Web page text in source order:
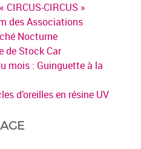
CIRCUS »
des Associations
Nocturne
de Stock Car
mois : Guinguette à la
d’oreilles en résine UV